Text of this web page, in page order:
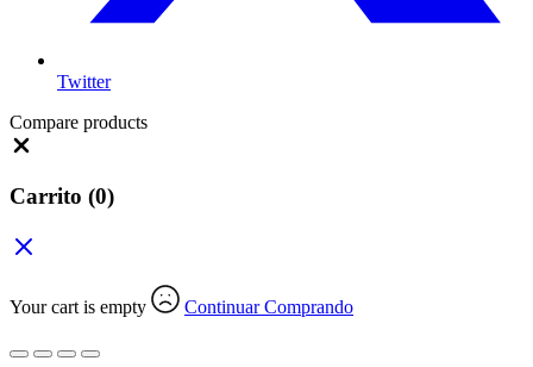
Twitter
Compare products
Carrito (0)
Your cart is empty Continuar Comprando